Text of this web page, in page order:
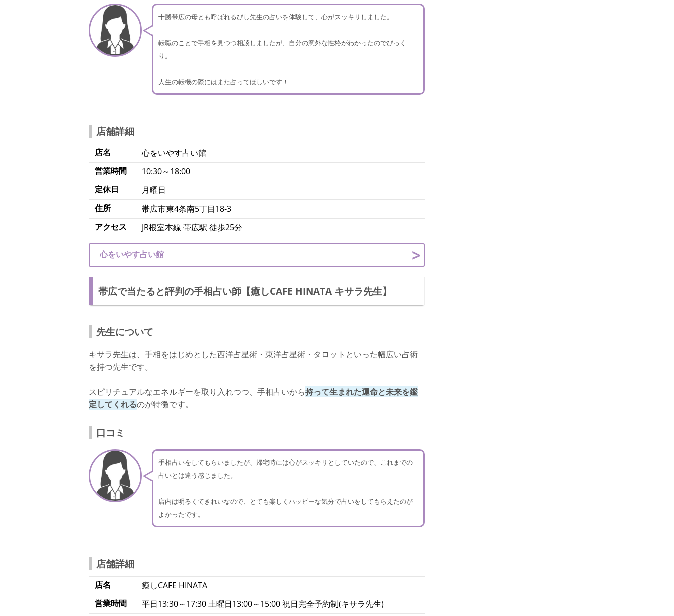
十勝帯広の母とも呼ばれるびし先生の占いを体験して、心がスッキリしました。
転職のことで手相を見つつ相談しましたが、自分の意外な性格がわかったのでびっく
り。
人生の転機の際にはまた占ってほしいです！
店舗詳細
店名
心をいやす占い館
営業時間
10:30～18:00
定休日
月曜日
住所
帯広市東4条南5丁目18-3
アクセス
JR根室本線 帯広駅 徒歩25分
心をいやす占い館
帯広で当たると評判の手相占い師【癒しCAFE HINATA キサラ先生】
先生について
キサラ先生は、手相をはじめとした西洋占星術・東洋占星術・タロットといった幅広い占術
を持つ先生です。
スピリチュアルなエネルギーを取り入れつつ、手相占いから持って生まれた運命と未来を鑑
定してくれるのが特徴です。
口コミ
手相占いをしてもらいましたが、帰宅時には心がスッキリとしていたので、これまでの
占いとは違う感じました。
店内は明るくてきれいなので、とても楽しくハッピーな気分で占いをしてもらえたのが
よかったです。
店舗詳細
店名 癒しCAFE HINATA
営業時間
平日13:30～17:30 土曜日13:00～15:00 祝日完全予約制(キサラ先生)